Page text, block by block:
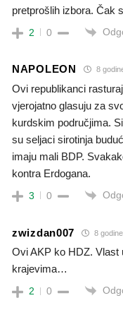
pretprošlih izbora. Čak
2 0
NAPOLEON 8
Ovi republikanci
vjerojatno glasuju za
kurdskim područjima.
su seljaci sirotinja
imaju mali BDP.
kontra Erdogana.
3 0
zwizdan007 8
Ovi AKP ko HDZ. Vlast
krajevima…
2 0